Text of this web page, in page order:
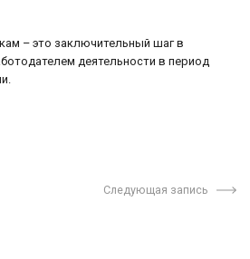
– это заключительный шаг в
деятельности в период
Следующая запись